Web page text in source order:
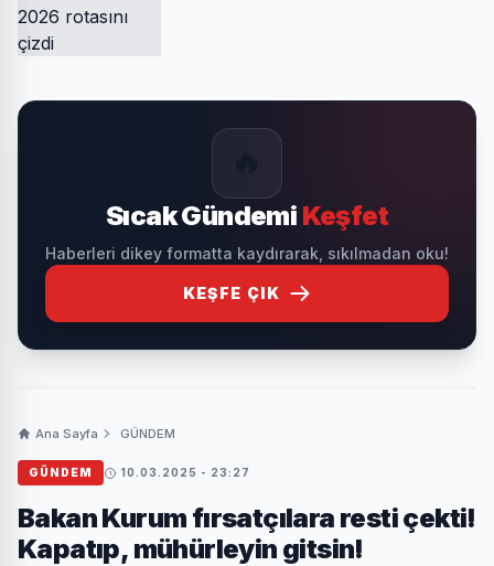
Sıcak Gündemi Keşfet
Haberleri dikey formatta kaydırarak, sıkılmadan oku!
KEŞFE ÇIK
Ana Sayfa GÜNDEM
GÜNDEM 10.03.2025 - 23:27
Bakan Kurum fırsatçılara resti çekti!
Kapatıp, mühürleyin gitsin!